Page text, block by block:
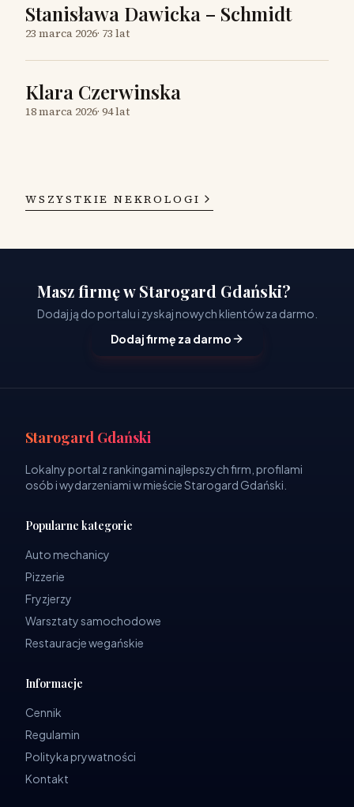
Stanisława Dawicka – Schmidt
23 marca 2026· 73 lat
Klara Czerwinska
18 marca 2026· 94 lat
WSZYSTKIE NEKROLOGI
Masz firmę w Starogard Gdański?
Dodaj ją do portalu i zyskaj nowych klientów za darmo.
Dodaj firmę za darmo
Starogard Gdański
Lokalny portal z rankingami najlepszych firm, profilami
osób i wydarzeniami w mieście Starogard Gdański.
Popularne kategorie
Auto mechanicy
Pizzerie
Fryzjerzy
Warsztaty samochodowe
Restauracje wegańskie
Informacje
Cennik
Regulamin
Polityka prywatności
Kontakt